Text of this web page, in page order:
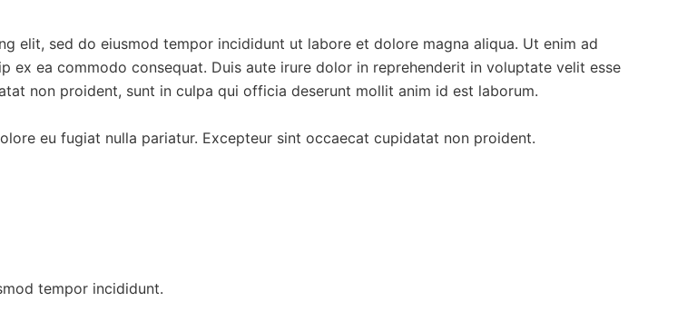
elit, sed do eiusmod tempor incididunt ut labore et dolore magna aliqua. Ut enim ad
ex ea commodo consequat. Duis aute irure dolor in reprehenderit in voluptate velit esse
non proident, sunt in culpa qui officia deserunt mollit anim id est laborum.
eu fugiat nulla pariatur. Excepteur sint occaecat cupidatat non proident.
tempor incididunt.